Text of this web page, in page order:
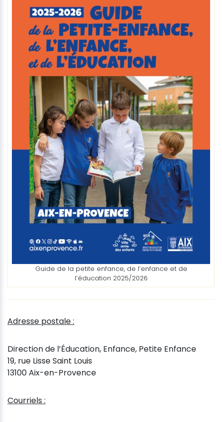
Guide de la petite enfance, de l’enfance et de
l’éducation 2025/2026
Adresse postale :
Direction de l’Éducation, Enfance, Petite Enfance
19, rue Lisse Saint Louis
13100 Aix-en-Provence
Courriels :